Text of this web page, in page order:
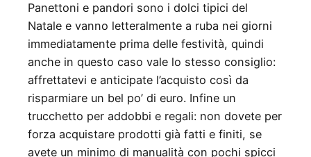
Panettoni e pandori sono i dolci tipici del
Natale e vanno letteralmente a ruba nei giorni
immediatamente prima delle festività, quindi
anche in questo caso vale lo stesso consiglio:
affrettatevi e anticipate l’acquisto così da
risparmiare un bel po’ di euro. Infine un
trucchetto per addobbi e regali: non dovete per
forza acquistare prodotti già fatti e finiti, se
avete un minimo di manualità con pochi spicci